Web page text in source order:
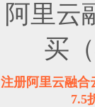
阿里云
买
注册阿里云融合
7.5